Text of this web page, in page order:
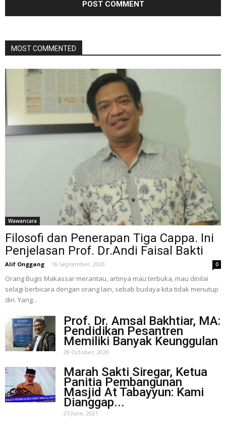
MOST COMMENTED
Wawancara
Filosofi dan Penerapan Tiga Cappa. Ini
Penjelasan Prof. Dr.Andi Faisal Bakti
Alif Onggang - 16 September, 2020 0
Orang Bugis Makassar merantau, artinya mau terbuka, mau dinilai
selagi berbicara dengan orang lain, sebab budaya kita tidak menutup
diri. Yang...
Prof. Dr. Amsal Bakhtiar, MA:
Pendidikan Pesantren
Memiliki Banyak Keunggulan
28 October, 2020
Marah Sakti Siregar, Ketua
Panitia Pembangunan
Masjid At Tabayyun: Kami
Dianggap...
25 June, 2021